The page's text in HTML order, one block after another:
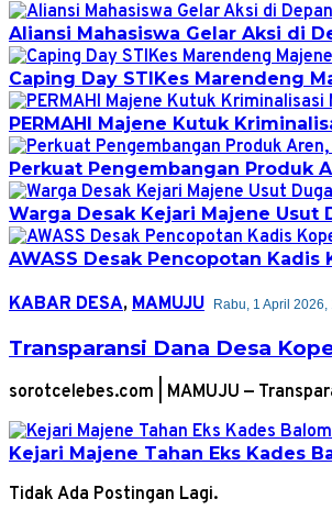
Aliansi Mahasiswa Gelar Aksi di
Caping Day STIKes Marendeng
PERMAHI Majene Kutuk
Perkuat Pengembangan Produk
Warga Desak Kejari Majene Usut
AWASS Desak Pencopotan
KABAR DESA, MAMUJU Rabu, 1 April 2026,
Transparansi Dana Desa
sorotcelebes.com | MAMUJU —
Kejari Majene Tahan Eks Kades
Tidak Ada Postingan Lagi.